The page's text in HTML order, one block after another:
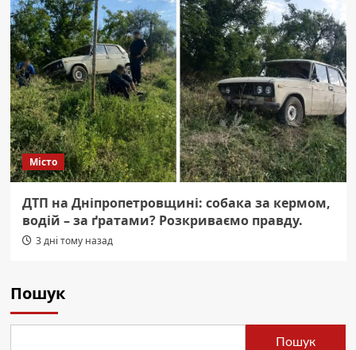
Місто
ДТП на Дніпропетровщині: собака за кермом,
водій – за ґратами? Розкриваємо правду.
3 дні тому назад
Пошук
Пошук